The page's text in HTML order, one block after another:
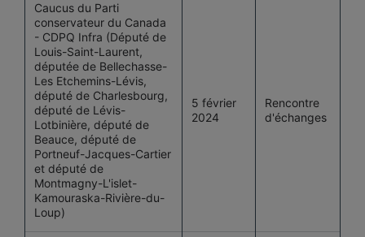
Caucus du Parti
conservateur du Canada
- CDPQ Infra (Député de
Louis-Saint-Laurent,
députée de Bellechasse-
Les Etchemins-Lévis,
député de Charlesbourg,
député de Lévis-
Lotbinière, député de
Beauce, député de
Portneuf-Jacques-Cartier
et député de
Montmagny-L'islet-
Kamouraska-Rivière-du-
Loup)
5 février
2024
Rencontre
d'échanges